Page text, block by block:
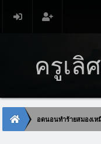
ครูเลิ
อดนอนทำร้ายสมองเ